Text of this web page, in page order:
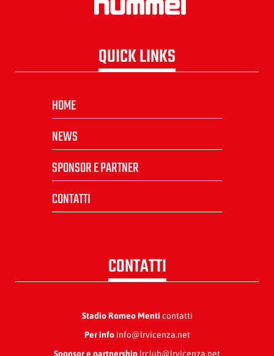
QUICK LINKS
HOME
NEWS
SPONSOR E PARTNER
CONTATTI
CONTATTI
Stadio Romeo Menti contatti
Per infoinfo@lrvicenza.net
Sponsor e partnership lrclub@lrvicenza.net